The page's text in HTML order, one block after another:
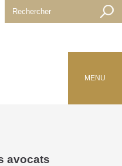
MENU
avocats